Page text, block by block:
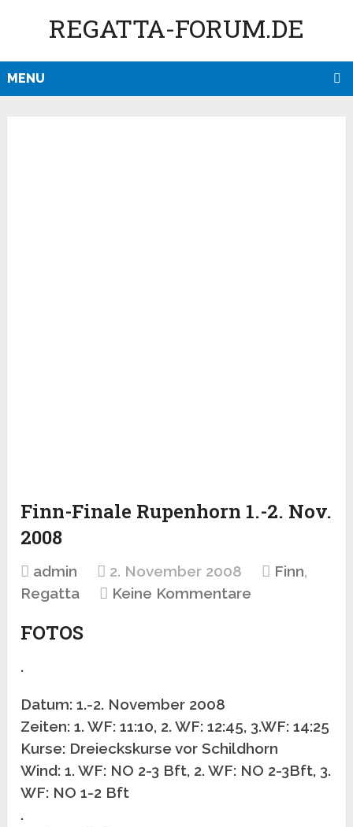
REGATTA-FORUM.DE
MENU
Finn-Finale Rupenhorn 1.-2. Nov.
2008
admin 2. November 2008 Finn,
Regatta
Keine Kommentare
FOTOS
.
Datum: 1.-2. November 2008
Zeiten: 1. WF: 11:10, 2. WF: 12:45, 3.WF: 14:25
Kurse: Dreieckskurse vor Schildhorn
Wind: 1.WF: NO 2-3 Bft, 2. WF: NO 2-3Bft, 3.
WF: NO 1-2 Bft
.